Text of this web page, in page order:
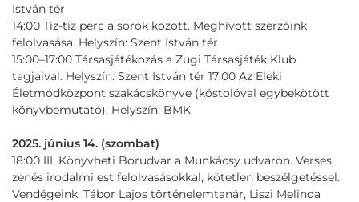
István tér
14:00 Tíz-tíz perc a sorok között. Meghívott szerzőink
felolvasása. Helyszín: Szent István tér
15:00–17:00 Társasjátékozás a Zugi Társasjáték Klub
tagjaival. Helyszín: Szent István tér 17:00 Az Eleki
Életmódközpont szakácskönyve (kóstolóval egybekötött
könyvbemutató). Helyszín: BMK
2025. június 14. (szombat)
18:00 III. Könyvheti Borudvar a Munkácsy udvaron. Verses,
zenés irodalmi est felolvasásokkal, kötetlen beszélgetéssel.
Vendégeink: Tábor Lajos történelemtanár, Liszi Melinda